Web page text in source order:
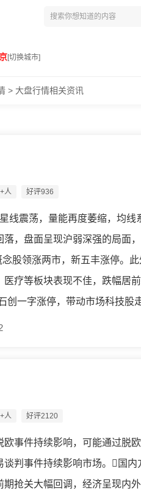
[切换城市]
> 大盘行情相关资讯
人 好评936
荡，量能再度萎缩，均线
落，盘面呈现沪弱深强的局面
股领涨两市，新五丰涨停。
医疗等板块表现不佳，跌幅居
创一字涨停，带动市场科技股
人 好评2120
欧事件持续影响，可能通过脱
谈判事件持续影响市场。国
抢关大幅回调，经济呈现内